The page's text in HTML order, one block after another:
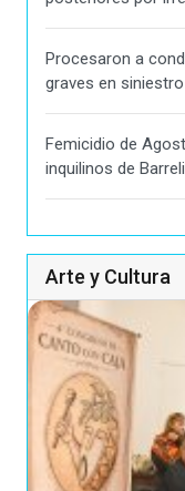
Procesaron a
graves en
Femicidio de
inquilinos de
Arte y Cultura